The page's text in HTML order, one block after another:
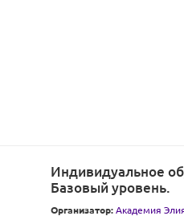
Индивидуальное
Базовый уровень.
Организатор: Академия